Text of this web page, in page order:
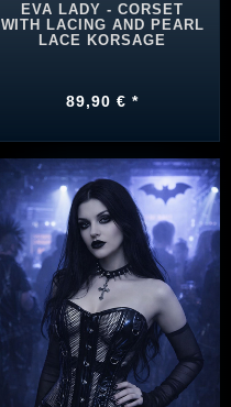
EVA LADY - CORSET
WITH LACING AND PEARL
LACE KORSAGE
89,90 € *